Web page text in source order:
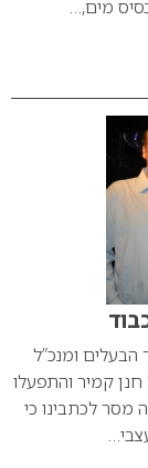
מים,…
הבעלים ומנכ”ל
קמיר והתפעלו
מסר לכתבינו כי